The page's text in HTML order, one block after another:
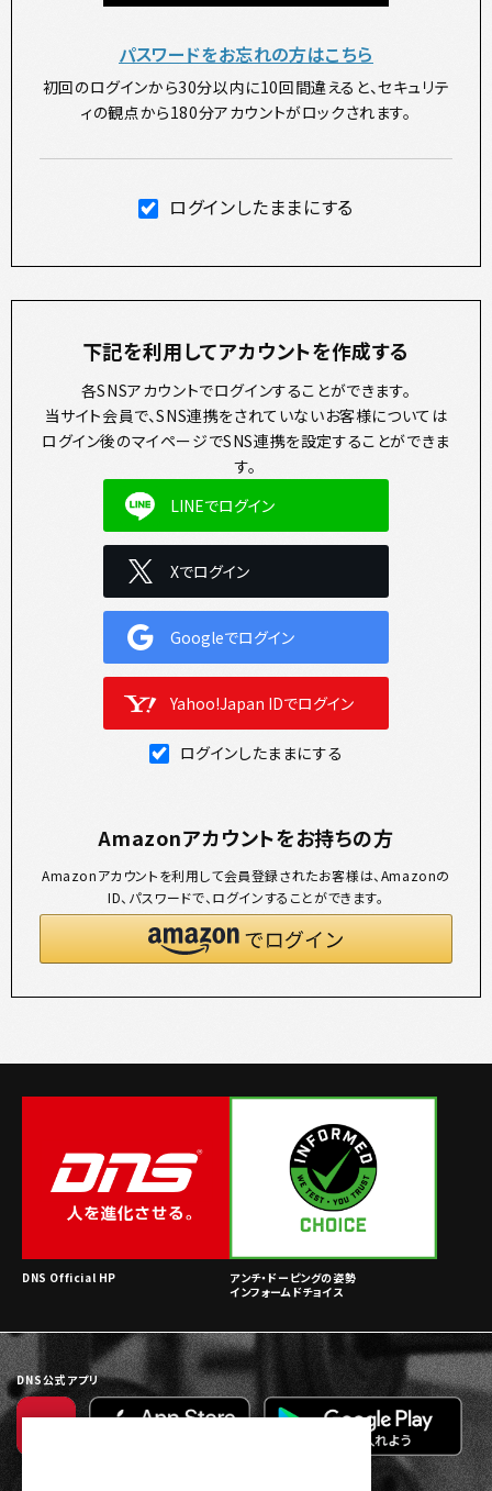
パスワードをお忘れの方はこちら
初回のログインから30分以内に10回間違えると、セキュリテ
ィの観点から180分アカウントがロックされます。
ログインしたままにする
下記を利用してアカウントを作成する
各SNSアカウントでログインすることができます。
当サイト会員で、SNS連携をされていないお客様については
ログイン後のマイページでSNS連携を設定することができま
す。
LINEでログイン
Xでログイン
Googleでログイン
Yahoo!Japan IDでログイン
ログインしたままにする
Amazonアカウントをお持ちの方
Amazonアカウントを利用して会員登録されたお客様は、Amazonの
ID、パスワードで、ログインすることができます。
DNS Official HP
アンチ・ドーピングの姿勢
インフォームドチョイス
DNS公式アプリ